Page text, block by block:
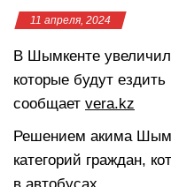
11 апреля, 2024
В Шымкенте
которые будут
сообщает vera.kz
Решением акима
категорий граждан,
в автобусах.